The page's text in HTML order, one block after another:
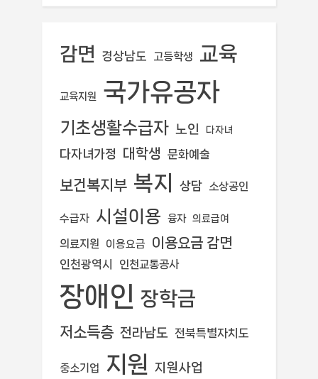
감면 경상남도 고등학생 교육
교육지원 국가유공자
기초생활수급자 노인 다자녀
다자녀가정 대학생 문화예술
보건복지부 복지 상담 소상공인
수급자 시설이용 융자 의료급여
의료지원 이용요금 이용요금 감면
인천광역시 인천교통공사
장애인 장학금
저소득층 전라남도 전북특별자치도
중소기업 지원 지원사업